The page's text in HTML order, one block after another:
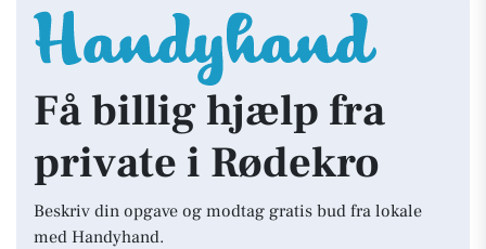
Få billig hjælp fra
private i Rødekro
Beskriv din opgave og modtag gratis bud fra lokale
med Handyhand.